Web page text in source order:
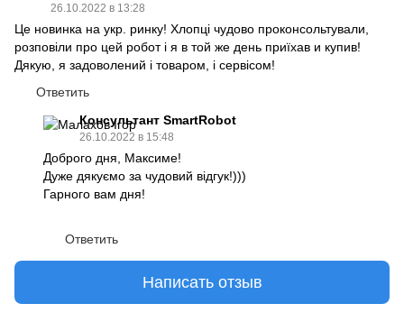
26.10.2022 в 13:28
Це новинка на укр. ринку! Хлопці чудово проконсольтували,
розповіли про цей робот і я в той же день приїхав и купив!
Дякую, я задоволений і товаром, і сервісом!
Ответить
Консультант SmartRobot
26.10.2022 в 15:48
Доброго дня, Максиме!
Дуже дякуємо за чудовий відгук!)))
Гарного вам дня!
Ответить
Написать отзыв